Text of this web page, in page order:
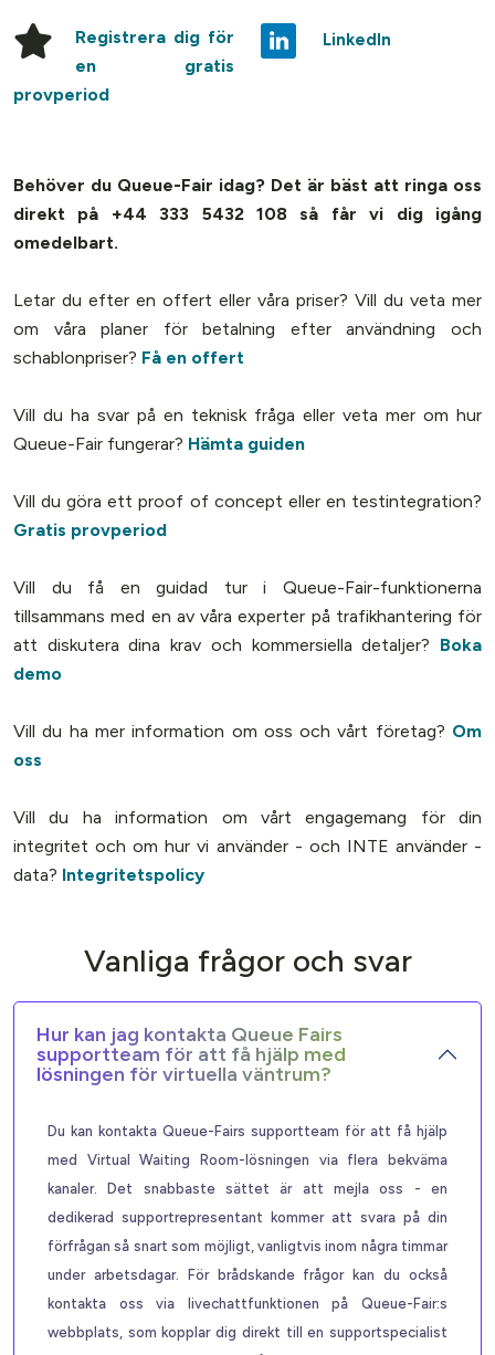
Registrera dig för
en gratis
provperiod
LinkedIn
Behöver du Queue-Fair idag? Det är bäst att ringa oss
direkt på +44 333 5432 108 så får vi dig igång
omedelbart.
Letar du efter en offert eller våra priser? Vill du veta mer
om våra planer för betalning efter användning och
schablonpriser? Få en offert
Vill du ha svar på en teknisk fråga eller veta mer om hur
Queue-Fair fungerar? Hämta guiden
Vill du göra ett proof of concept eller en testintegration?
Gratis provperiod
Vill du få en guidad tur i Queue-Fair-funktionerna
tillsammans med en av våra experter på trafikhantering för
att diskutera dina krav och kommersiella detaljer? Boka
demo
Vill du ha mer information om oss och vårt företag? Om
oss
Vill du ha information om vårt engagemang för din
integritet och om hur vi använder - och INTE använder -
data? Integritetspolicy
Vanliga frågor och svar
Hur kan jag kontakta Queue Fairs
supportteam för att få hjälp med
lösningen för virtuella väntrum?
Du kan kontakta Queue-Fairs supportteam för att få hjälp
med Virtual Waiting Room-lösningen via flera bekväma
kanaler. Det snabbaste sättet är att mejla oss - en
dedikerad supportrepresentant kommer att svara på din
förfrågan så snart som möjligt, vanligtvis inom några timmar
under arbetsdagar. För brådskande frågor kan du också
kontakta oss via livechattfunktionen på Queue-Fair:s
webbplats, som kopplar dig direkt till en supportspecialist